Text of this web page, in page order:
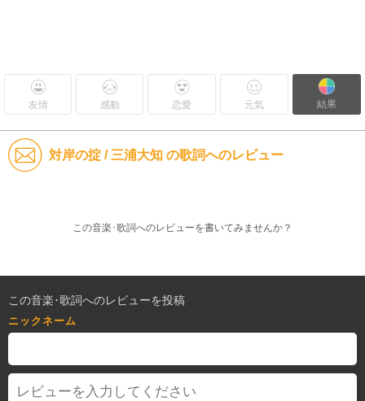
友情 感動 恋愛 元気 結果
対岸の掟 / 三浦大知 の歌詞へのレビュー
この音楽･歌詞へのレビューを書いてみませんか？
この音楽･歌詞へのレビューを投稿
ニックネーム